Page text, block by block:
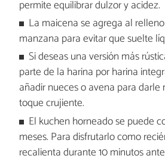
permite equilibrar dulzor y acidez.
La maicena se agrega al
manzana para evitar que suelte
Si deseas una versión más
parte de la harina por harina
añadir nueces o avena para darle
toque crujiente.
El kuchen horneado se puede
meses. Para disfrutarlo como
recalienta durante 10 minutos